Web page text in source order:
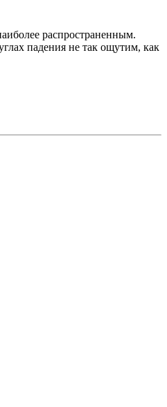
распространенным.
падения не так ощутим, как